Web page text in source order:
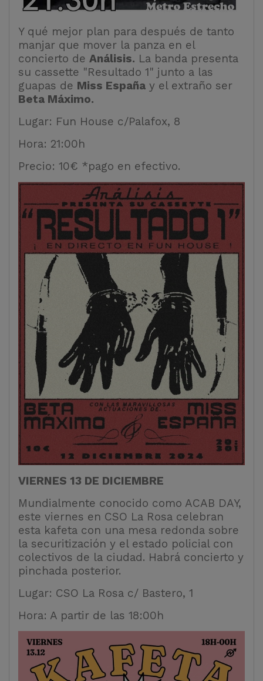
Y qué mejor plan para después de tanto
manjar que mover la panza en el
concierto de Análisis. La banda presenta
su cassette "Resultado 1" junto a las
guapas de Miss España y el extraño ser
Beta Máximo.
Lugar: Fun House c/Palafox, 8
Hora: 21:00h
Precio: 10€ *pago en efectivo.
VIERNES 13 DE DICIEMBRE
Mundialmente conocido como ACAB DAY,
este viernes en CSO La Rosa celebran
esta kafeta con una mesa redonda sobre
la securitización y el estado policial con
colectivos de la ciudad. Habrá concierto y
pinchada posterior.
Lugar: CSO La Rosa c/ Bastero, 1
Hora: A partir de las 18:00h